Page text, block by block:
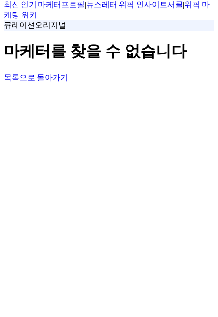
최신|인기 |마케터프로필|뉴스레터 |위픽 인사이트서클|위픽 마
케팅 위키
큐레이션 오리지널
마케터를 찾을 수 없습니다
목록으로 돌아가기